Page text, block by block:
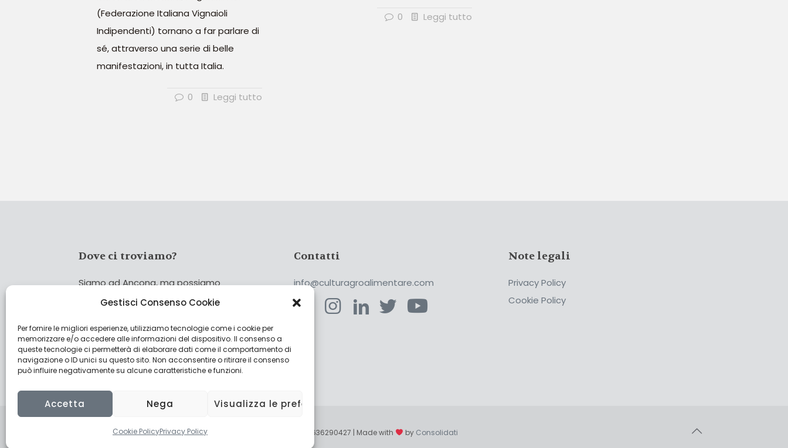
Gestisci Consenso Cookie
Per fornire le migliori esperienze, utilizziamo tecnologie come i cookie per
memorizzare e/o accedere alle informazioni del dispositivo. Il consenso a
queste tecnologie ci permetterà di elaborare dati come il comportamento di
navigazione o ID unici su questo sito. Non acconsentire o ritirare il consenso
può influire negativamente su alcune caratteristiche e funzioni.
Accetta Nega Visualizza le preferenze
Cookie PolicyPrivacy Policy
(Federazione Italiana Vignaioli
Indipendenti) tornano a far parlare di
sé, attraverso una serie di belle
manifestazioni, in tutta Italia.
0 Leggi tutto
0 Leggi tutto
Dove ci troviamo?
Siamo ad Ancona, ma possiamo
coprire tutta Italia!
Cerca
Cerca
Contatti
info@culturagroalimentare.com
Note legali
Privacy Policy
Cookie Policy
© 2022 CulturAgroalimentare di Raffaello De Crescenzo - P.IVA 02636290427 | Made with by Consolidati